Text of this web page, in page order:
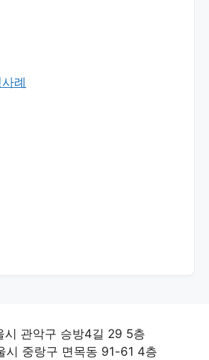
례
시 관악구 승방4길 29 5층
시 중랑구 면목동 91-61 4층